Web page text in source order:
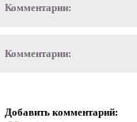
Комментарии:
Комментарии:
Добавить комментарий: